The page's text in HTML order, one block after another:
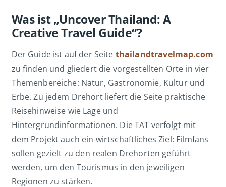
Was ist „Uncover Thailand: A
Creative Travel Guide“?
Der Guide ist auf der Seite thailandtravelmap.com
zu finden und gliedert die vorgestellten Orte in vier
Themenbereiche: Natur, Gastronomie, Kultur und
Erbe. Zu jedem Drehort liefert die Seite praktische
Reisehinweise wie Lage und
Hintergrundinformationen. Die TAT verfolgt mit
dem Projekt auch ein wirtschaftliches Ziel: Filmfans
sollen gezielt zu den realen Drehorten geführt
werden, um den Tourismus in den jeweiligen
Regionen zu stärken.